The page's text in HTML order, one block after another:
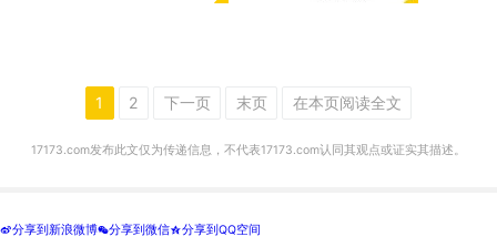
1 2 下一页 末页 在本页阅读全文
17173.com发布此文仅为传递信息，不代表17173.com认同其观点或证实其描述。
t分享到新浪微博w分享到微信z分享到QQ空间